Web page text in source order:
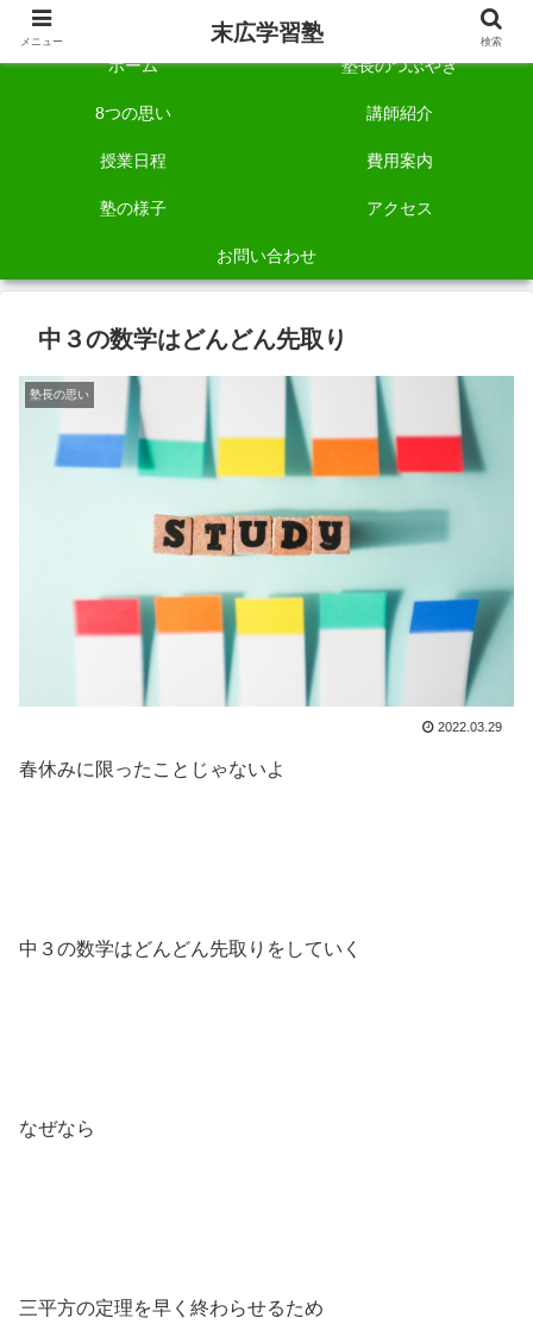
自称「一宮でいちばん塾で勉強させる塾」です。
ホーム 塾長のつぶやき
8つの思い 講師紹介
授業日程 費用案内
塾の様子 アクセス
お問い合わせ
中３の数学はどんどん先取り
塾長の思い
2022.03.29
春休みに限ったことじゃないよ
中３の数学はどんどん先取りをしていく
なぜなら
三平方の定理を早く終わらせるため
メニュー 末広学習塾 検索